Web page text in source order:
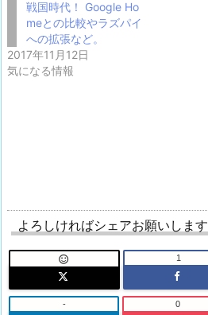
戦国時代！ Google Ho
meとの比較やラズパイ
への拡張など。
2017年11月12日
気になる情報
よろしければシェアお願いします
 1
- 0